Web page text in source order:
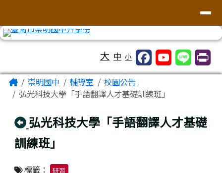
大 中 小
主內容區域
Home崇明國中 輔導室
校園公告
弘光科技大學「手語翻譯人才基礎訓練班」
回上頁
弘光科技大學「手語翻譯人才基礎
訓練班」
標籤： 研習
頁尾區域